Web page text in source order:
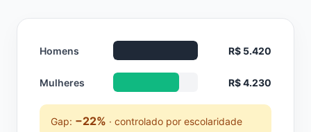
Homens R$ 5.420
Mulheres R$ 4.230
Gap: −22% · controlado por escolaridade